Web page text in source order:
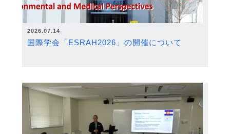
2026.07.14
国際学会「ESRAH2026」の開催について